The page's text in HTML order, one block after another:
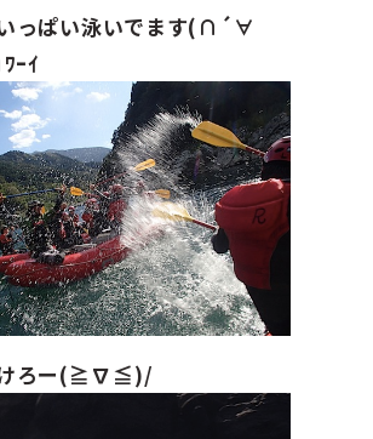
っぱい泳いでます(∩´∀
ｰｲ
ろー(≧∇≦)/